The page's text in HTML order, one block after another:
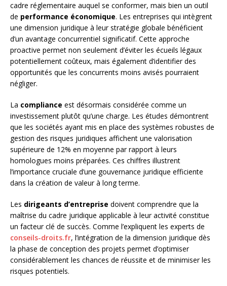
cadre réglementaire auquel se conformer, mais bien un outil
de performance économique. Les entreprises qui intègrent
une dimension juridique à leur stratégie globale bénéficient
d’un avantage concurrentiel significatif. Cette approche
proactive permet non seulement d’éviter les écueils légaux
potentiellement coûteux, mais également d’identifier des
opportunités que les concurrents moins avisés pourraient
négliger.
La compliance est désormais considérée comme un
investissement plutôt qu’une charge. Les études démontrent
que les sociétés ayant mis en place des systèmes robustes de
gestion des risques juridiques affichent une valorisation
supérieure de 12% en moyenne par rapport à leurs
homologues moins préparées. Ces chiffres illustrent
l’importance cruciale d’une gouvernance juridique efficiente
dans la création de valeur à long terme.
Les dirigeants d’entreprise doivent comprendre que la
maîtrise du cadre juridique applicable à leur activité constitue
un facteur clé de succès. Comme l’expliquent les experts de
conseils-droits.fr, l’intégration de la dimension juridique dès
la phase de conception des projets permet d’optimiser
considérablement les chances de réussite et de minimiser les
risques potentiels.